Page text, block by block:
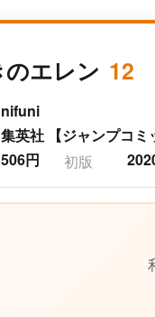
エレン 12
nifuni
集英社 【ジャンプコミ
506円 初版